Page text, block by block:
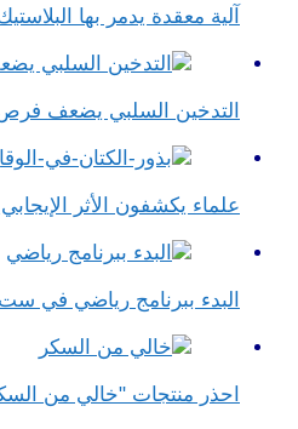
آلية معقدة يدمر بها
التدخين السلبي يضعف
علماء يكشفون الأثر
البدء ببرنامج رياضي في
احذر منتجات "خالي من